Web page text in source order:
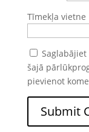
Tīmekļa vietne
šajā
pievienot